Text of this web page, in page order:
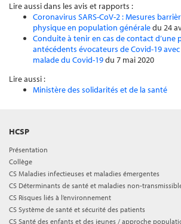
Lire aussi dans les avis et rapports :
Coronavirus SARS-CoV-2 : Mesures
physique en population généraledu 24
Conduite à tenir en cas de contact d’une
antécédents évocateurs de Covid-19
malade du Covid-19du 7 mai 2020
Lire aussi :
Ministère des solidarités et de la santé
HCSP
Présentation
Collège
CS Maladies infectieuses et maladies émergentes
CS Déterminants de santé et maladies non-
CS Risques liés à l’environnement
CS Système de santé et sécurité des patients
CS Santé des enfants et des jeunes / approche